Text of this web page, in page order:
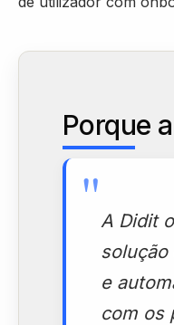
Porque
"A Didit
solução
e
com os